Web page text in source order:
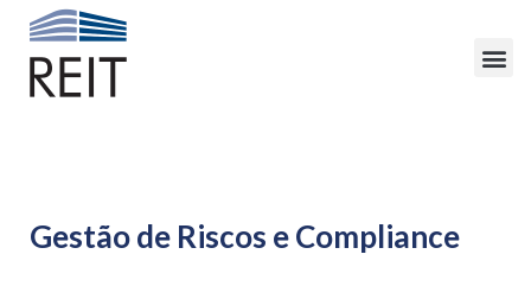
Gestão de Riscos e Compliance